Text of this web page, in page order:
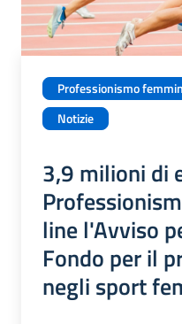
Professionismo
Notizie
3,9 milioni di
line l'Avviso
Fondo per il
negli sport